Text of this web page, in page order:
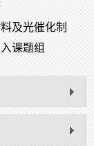
及光催化制
课题组